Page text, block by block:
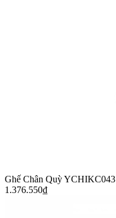
Ghế Chân Quỳ YCHIKC043
1.376.550₫